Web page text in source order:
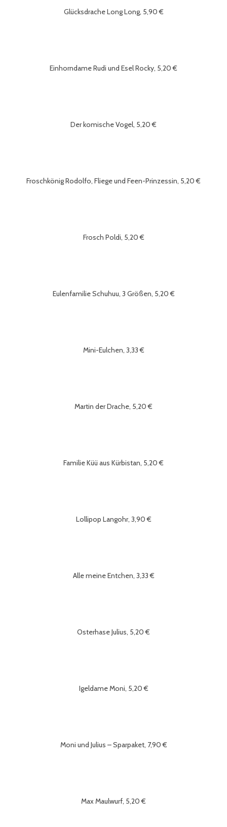
Glücksdrache Long Long, 5,90 €
Einhorndame Rudi und Esel Rocky, 5,20 €
Der komische Vogel, 5,20 €
Froschkönig Rodolfo, Fliege und Feen-Prinzessin, 5,20 €
Frosch Poldi, 5,20 €
Eulenfamilie Schuhuu, 3 Größen, 5,20 €
Mini-Eulchen, 3,33 €
Martin der Drache, 5,20 €
Familie Küü aus Kürbistan, 5,20 €
Lollipop Langohr, 3,90 €
Alle meine Entchen, 3,33 €
Osterhase Julius, 5,20 €
Igeldame Moni, 5,20 €
Moni und Julius – Sparpaket, 7,90 €
Max Maulwurf, 5,20 €